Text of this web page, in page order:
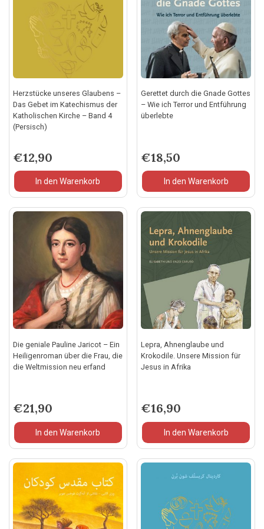
Herzstücke unseres Glaubens –
Das Gebet im Katechismus der
Katholischen Kirche – Band 4
(Persisch)
€12,90
In den Warenkorb
Gerettet durch die Gnade Gottes
– Wie ich Terror und Entführung
überlebte
€18,50
In den Warenkorb
Die geniale Pauline Jaricot – Ein
Heiligenroman über die Frau, die
die Weltmission neu erfand
€21,90
In den Warenkorb
Lepra, Ahnenglaube und
Krokodile. Unsere Mission für
Jesus in Afrika
€16,90
In den Warenkorb